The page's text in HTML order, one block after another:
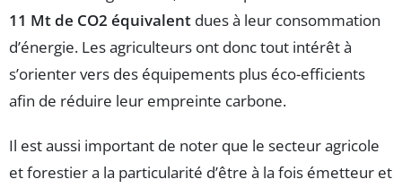
11 Mt de CO2 équivalent dues à leur consommation
d’énergie. Les agriculteurs ont donc tout intérêt à
s’orienter vers des équipements plus éco-efficients
afin de réduire leur empreinte carbone.
Il est aussi important de noter que le secteur agricole
et forestier a la particularité d’être à la fois émetteur et